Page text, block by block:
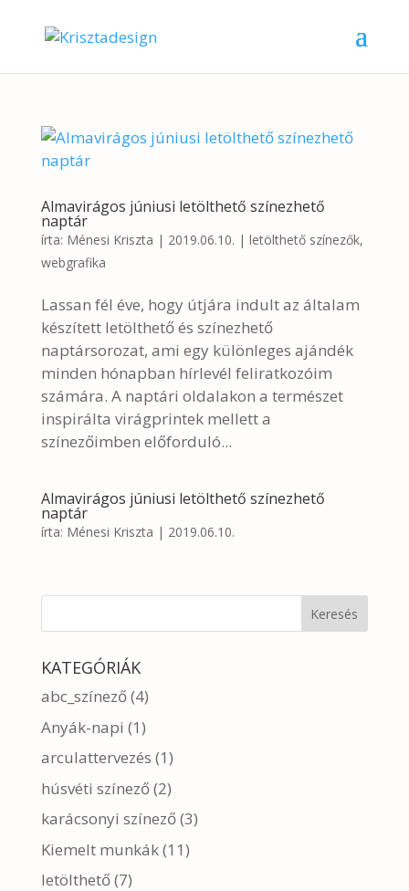
Almavirágos júniusi letölthető színezhető
naptár
írta: Ménesi Kriszta | 2019.06.10. | letölthető színezők,
webgrafika
Lassan fél éve, hogy útjára indult az általam
készített letölthető és színezhető
naptársorozat, ami egy különleges ajándék
minden hónapban hírlevél feliratkozóim
számára. A naptári oldalakon a természet
inspirálta virágprintek mellett a
színezőimben előforduló...
Almavirágos júniusi letölthető színezhető
naptár
írta: Ménesi Kriszta | 2019.06.10.
KATEGÓRIÁK
abc_színező(4)
Anyák-napi (1)
arculattervezés (1)
húsvéti színező(2)
karácsonyi színező(3)
Kiemelt munkák(11)
letölthető(7)